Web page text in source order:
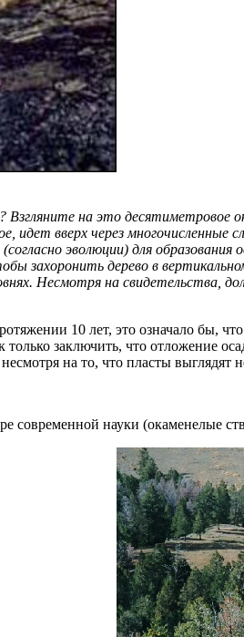
Взгляните на это
вверх через многочисленные
эволюции) для
дерево в
Несмотря на свидетельства,
10 лет, это означало бы,
заключить, что отложение
на то, что пласты
современной науки (окаменелые